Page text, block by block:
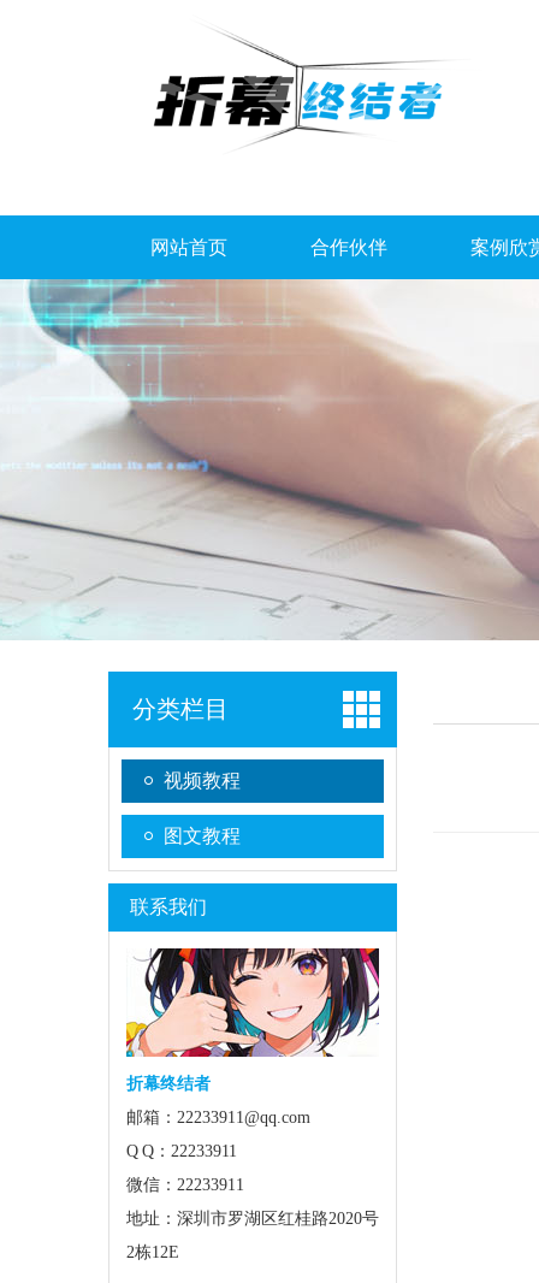
网站首页 合作伙伴 案例欣
分类栏目
视频教程
图文教程
联系我们
折幕终结者
邮箱：22233911@qq.com
Q Q：22233911
微信：22233911
地址：深圳市罗湖区红桂路2020号
2栋12E